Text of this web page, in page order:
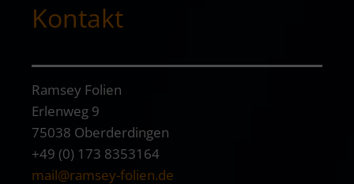
Kontakt
Ramsey Folien
Erlenweg 9
75038 Oberderdingen
+49 (0) 173 8353164
mail@ramsey-folien.de